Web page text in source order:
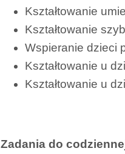
Kształtowanie
Kształtowanie
Wspieranie dzieci
Kształtowanie u
Kształtowanie u
Zadania do